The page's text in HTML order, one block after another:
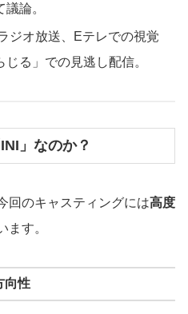
論。
ジオ放送、Eテレでの視覚
る」での見逃し配信。
」なのか？
回のキャスティングには高度
ます。
向性